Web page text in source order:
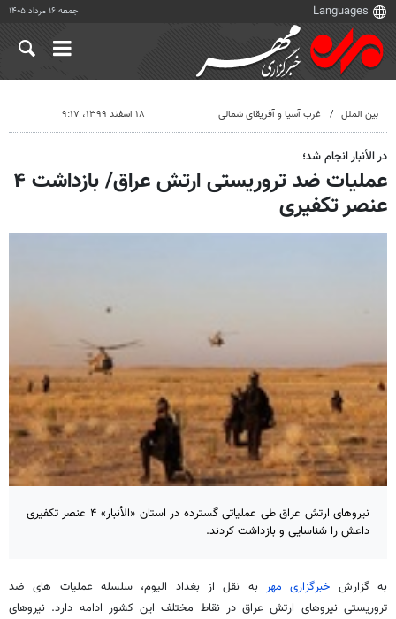
جمعه ۱۶ مرداد ۱۴۰۵
بین الملل غرب آسیا و آفریقای شمالی ۱۸ اسفند ۱۳۹۹، ۹:۱۷
در الأنبار انجام شد؛
عملیات ضد تروریستی ارتش عراق/ بازداشت ۴
عنصر تکفیری
نیروهای ارتش عراق طی عملیاتی گسترده در استان «الأنبار» ۴ عنصر تکفیری
داعش را شناسایی و بازداشت کردند.
به گزارش خبرگزاری مهر به نقل از بغداد الیوم، سلسله عملیات های ضد
تروریستی نیروهای ارتش عراق در نقاط مختلف این کشور ادامه دارد. نیروهای